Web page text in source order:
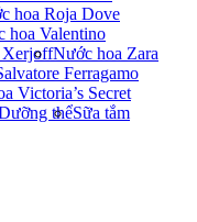
hoa Roja Dove
hoa Valentino
XerjoffNước hoa Zara
Ferragamo
Victoria’s Secret
thểSữa tắm